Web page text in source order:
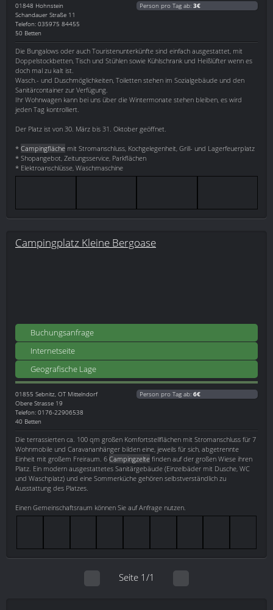
01848 Hohnstein
Schandauer Straße 11
Telefon: 035975 84455
50 Betten
Person pro Tag ab: 3€
Die Bungalows oder auch Touristenunterkünfte sind einfach ausgestattet, mit
Doppelstockbetten, Tisch und Stühlen sowie Kühlschrank und Heißlüfter wenn es
doch mal zu kalt ist.
Wasch.- und Duschmöglichkeiten, Toiletten stehen im Sozialgebäude und den
Sanitärcontainer zur Verfügung.
Ihr Wohnwagen kann bei uns über die Wintermonate stehen bleiben, es wird
jeden Tag kontrolliert.
Der Platz ist von 30. März bis 31. Oktober geöffnet.
* Campingfläche mit Stromanschluss, Kochgelegenheit, Grill- und Lagerfeuerplatz
* Shopangebot, Zeitungsservice, Parkflächen
* Elektroanschlüsse, Waschmaschine
Campingplatz Kleine Bergoase
Buchungsanfrage
Internetseite
Geografische Lage
01855 Sebnitz, OT Mittelndorf
Obere Strasse 19
Telefon: 0176-22906538
40 Betten
Person pro Tag ab: 6€
Die terrassierten ca. 100 qm großen Komfortstellflächen mit Stromanschluss für 7
Wohnmobile und Caravananhänger bilden eine, jeweils für sich, abgetrennte
Einheit mit großem Freiraum. 6 Campingzelte finden auf der großen Wiese ihren
Platz. Ein modern ausgestattetes Sanitärgebäude (Einzelbäder mit Dusche, WC
und Waschplatz) und eine Sommerküche gehören selbstverständlich zu
Ausstattung des Platzes.
Einen Gemeinschaftsraum können Sie auf Anfrage nutzen.
Seite 1/1